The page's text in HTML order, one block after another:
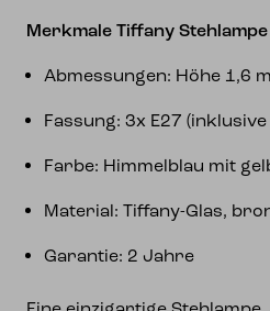
Merkmale Tiffany Stehlampe
Abmessungen: Höhe 1,6
Fassung: 3x E27
Farbe: Himmelblau mit
Material: Tiffany-Glas,
Garantie: 2 Jahre